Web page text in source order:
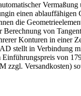
einen
die
von
Konturen in
stellt in Verbindung
von
Versandkosten)